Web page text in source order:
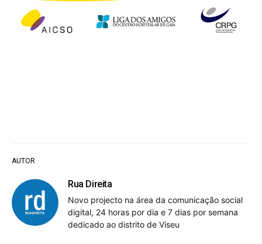
AUTOR
Rua Direita
Novo projecto na área da comunicação social
digital, 24 horas por dia e 7 dias por semana
dedicado ao distrito de Viseu